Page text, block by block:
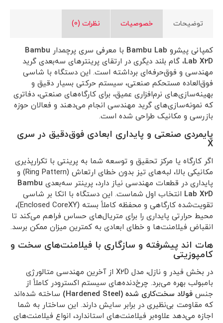
توضیحات خصوصیات نظرات (0)
کمپانی پیشرو Bambu Lab با معرفی سری پرچمدار Bambu
Lab X2D، گام بلند دیگری در ارتقای پرینترهای سه‌بعدی گرید
مهندسی و فوق‌حرفه‌ای برداشته است. این دستگاه با شاسی
فوق‌العاده مستحکم صنعتی، سیستم حرکتی بسیار دقیق و
بهینه‌سازی‌های نرم‌افزاری عمیق، برای کارگاه‌های صنعتی، دفاتری
که نمونه‌سازی‌های گرید مهندسی انجام می‌دهند و فعالان حوزه
بازرسی و مکانیک طراحی شده است.
پایمردی صنعتی و پایداری ابعادی فوق‌دقیق در سری
X
اگر کارگاه یا مرکز تحقیق و توسعه شما به پرینتی با تکرارپذیری
مکانیکی بالا، لبه‌های تیز بدون خطای ارتعاش (Ring Pattern) و
پایداری در قطعات مهندسی نیاز دارد، پرینتر سه‌بعدی Bambu
Lab X2D انتخاب اول شماست. این دستگاه با اتکا بر شاسی
تقویت‌شده کارگاهی و محفظه کاملاً بسته (Enclosed CoreXY)،
محیط حرارتی پایداری را برای متریال‌های حساس فراهم می‌کند تا
انقباض فیلامنت‌ها و خطای ابعادی به کمترین میزان ممکن برسد.
هات اند پیشرفته و سازگاری با فیلامنت‌های سخت و
کامپوزیتی
در بخش فیدر و نازل، مدل X2D از آخرین مهندسی متالورژی
بامبولب بهره می‌برد. چرخ‌دنده‌های سیستم اکسترودر کاملاً از
جنس فولاد سخت‌کاری شده (Hardened Steel)
ساخته شده‌اند
که مقاومت بی‌نظیری در برابر سایش دارند. این ساختار به شما
اجازه می‌دهد علاوه‌بر فیلامنت‌های استاندارد، انواع فیلامنت‌های